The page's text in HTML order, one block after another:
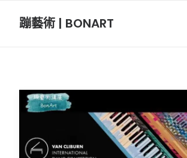
蹦藝術 | BONART
BON攝影
BON插畫